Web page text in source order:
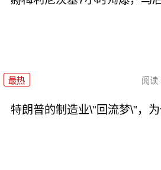
最热 阅读
特朗普的制造业\"回流梦\"，为